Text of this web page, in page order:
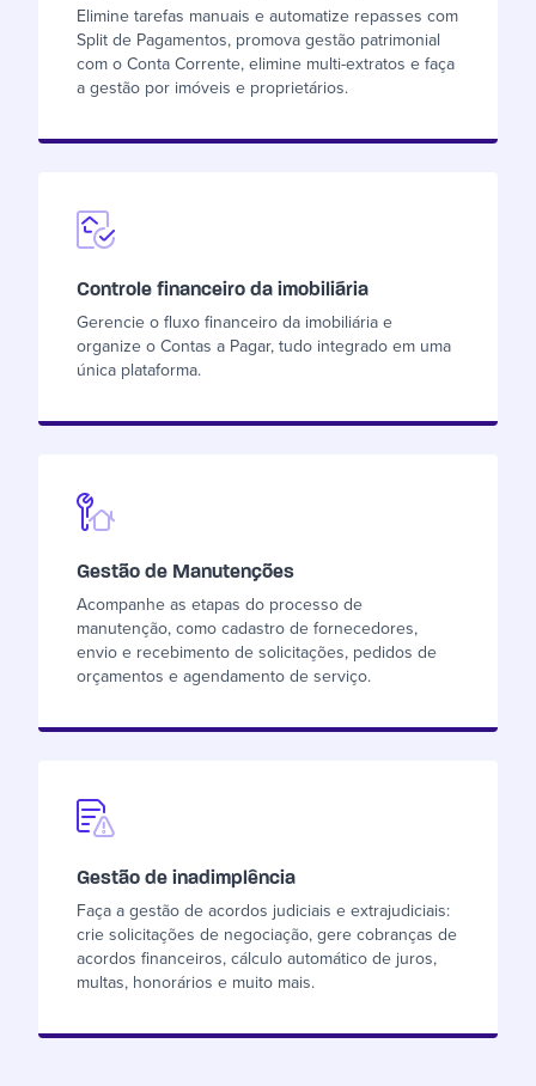
Elimine tarefas manuais e automatize repasses com
Split de Pagamentos, promova gestão patrimonial
com o Conta Corrente, elimine multi-extratos e faça
a gestão por imóveis e proprietários.
Controle financeiro da imobiliária
Gerencie o fluxo financeiro da imobiliária e
organize o Contas a Pagar, tudo integrado em uma
única plataforma.
Gestão de Manutenções
Acompanhe as etapas do processo de
manutenção, como cadastro de fornecedores,
envio e recebimento de solicitações, pedidos de
orçamentos e agendamento de serviço.
Gestão de inadimplência
Faça a gestão de acordos judiciais e extrajudiciais:
crie solicitações de negociação, gere cobranças de
acordos financeiros, cálculo automático de juros,
multas, honorários e muito mais.